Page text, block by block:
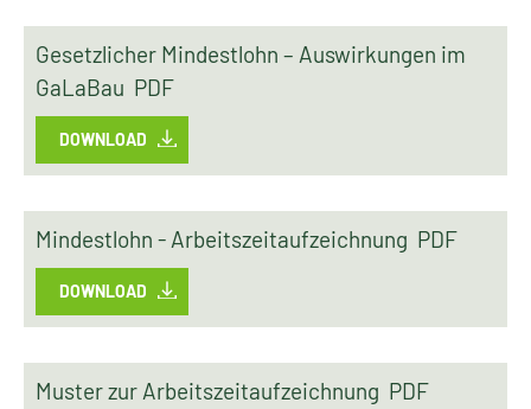
Gesetzlicher Mindestlohn – Auswirkungen im
GaLaBau PDF
DOWNLOAD
Mindestlohn - Arbeitszeitaufzeichnung PDF
DOWNLOAD
Muster zur Arbeitszeitaufzeichnung PDF